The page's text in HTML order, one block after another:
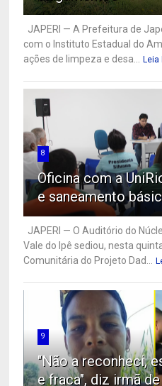
JAPERI — A Prefeitura de
com o Instituto Estadual do
ações de limpeza e desa...
Leia
8
Oficina com a
e saneamento
JAPERI — O Auditório do
Vale do Ipê sediou, nesta
Comunitária do Projeto Dad...
9
"Não a reconheci,
e fraca", diz irmã